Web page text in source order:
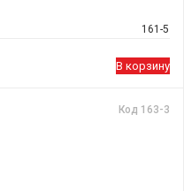
161-5
В корзину
Код 163-3